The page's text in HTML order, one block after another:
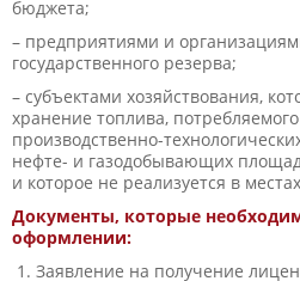
бюджета;
– предприятиями и
государственного резерва;
– субъектами хозяйствования,
хранение топлива,
производственно-
нефте- и газодобывающих
и которое не реализуется в
Документы, которые
оформлении:
Заявление на получение